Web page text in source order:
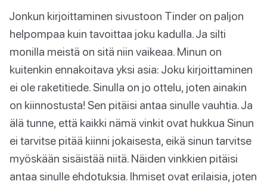
Jonkun kirjoittaminen sivustoon Tinder on paljon
helpompaa kuin tavoittaa joku kadulla. Ja silti
monilla meistä on sitä niin vaikeaa. Minun on
kuitenkin ennakoitava yksi asia: Joku kirjoittaminen
ei ole raketitiede. Sinulla on jo ottelu, joten ainakin
on kiinnostusta! Sen pitäisi antaa sinulle vauhtia. Ja
älä tunne, että kaikki nämä vinkit ovat hukkua Sinun
ei tarvitse pitää kiinni jokaisesta, eikä sinun tarvitse
myöskään sisäistää niitä. Näiden vinkkien pitäisi
antaa sinulle ehdotuksia. Ihmiset ovat erilaisia, joten